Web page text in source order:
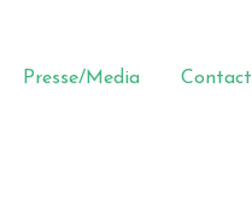
Presse/Media Contact